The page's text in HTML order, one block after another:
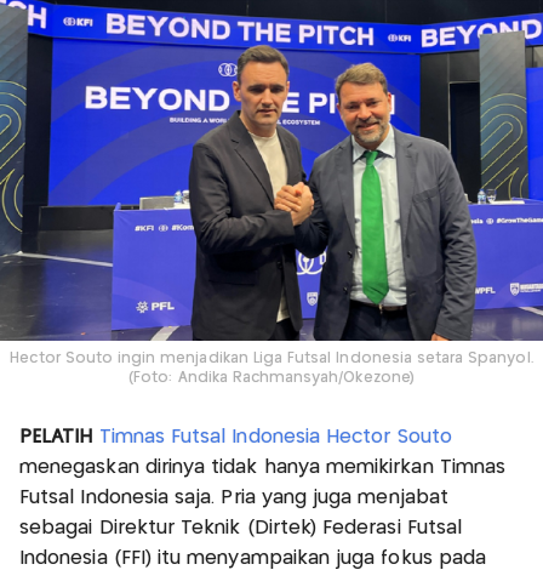
Hector Souto ingin menjadikan Liga Futsal Indonesia setara Spanyol.
(Foto: Andika Rachmansyah/Okezone)
PELATIH Timnas Futsal Indonesia Hector Souto
menegaskan dirinya tidak hanya memikirkan Timnas
Futsal Indonesia saja. Pria yang juga menjabat
sebagai Direktur Teknik (Dirtek) Federasi Futsal
Indonesia (FFI) itu menyampaikan juga fokus pada